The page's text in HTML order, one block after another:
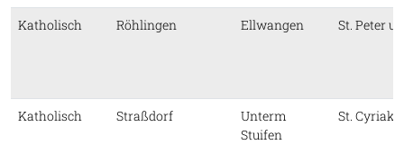
Katholisch Röhlingen Ellwangen St. Peter
Katholisch Straßdorf
Unterm
Stuifen
St.